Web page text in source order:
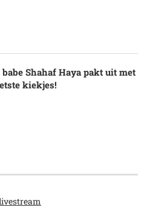
babe Shahaf Haya pakt uit met
kiekjes!